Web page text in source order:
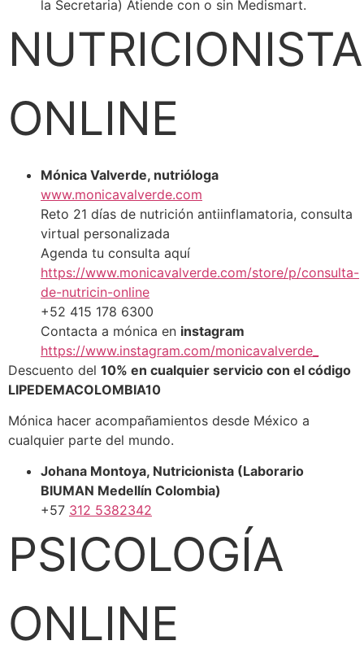
la Secretaria) Atiende con o sin Medismart.
NUTRICIONISTA
ONLINE
Mónica Valverde, nutrióloga
www.monicavalverde.com
Reto 21 días de nutrición antiinflamatoria, consulta
virtual personalizada
Agenda tu consulta aquí
https://www.monicavalverde.com/store/p/consulta-
de-nutricin-online
+52 415 178 6300
Contacta a mónica en instagram
https://www.instagram.com/monicavalverde_
Descuento del 10% en cualquier servicio con el código
LIPEDEMACOLOMBIA10
Mónica hacer acompañamientos desde México a
cualquier parte del mundo.
Johana Montoya, Nutricionista (Laborario
BIUMAN Medellín Colombia)
+57 312 5382342
PSICOLOGÍA
ONLINE